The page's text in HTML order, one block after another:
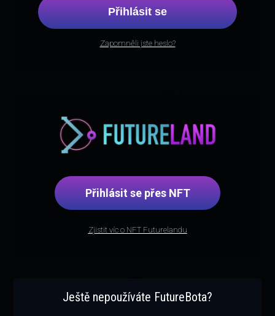
Přihlásit se
Zapomněli jste heslo?
Přihlásit se přes NFT
Zjistit víc o NFT Futurelandu
Ještě nepoužíváte FutureBota?